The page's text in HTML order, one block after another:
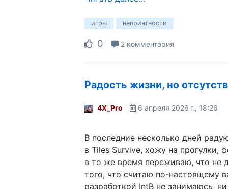
игры неприятности
0 2 комментария
Радость жизни, но
4X_Pro 6 апреля 2026 г., 18:26
В последние несколько дней
в Tiles Survive, хожу на прогулки,
в то же время переживаю, что не
того, что считаю по-настоящему
разработкой IntB не занимаюсь,